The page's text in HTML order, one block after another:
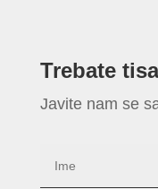
Trebate
Javite nam se